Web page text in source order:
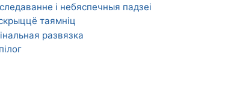
і небяспечныя падзеі
таямніц
развязка